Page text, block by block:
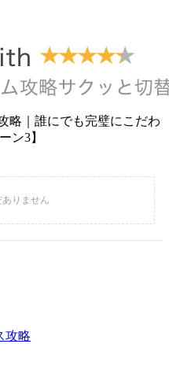
略｜誰にでも完璧にこだわ
ン3】
攻略